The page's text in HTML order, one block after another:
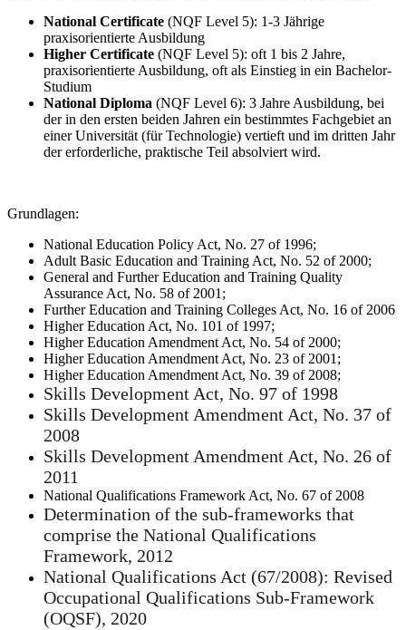
National Certificate (NQF Level 5): 1-3 Jährige
praxisorientierte Ausbildung
Higher Certificate (NQF Level 5): oft 1 bis 2 Jahre,
praxisorientierte Ausbildung, oft als Einstieg in ein Bachelor-
Studium
National Diploma (NQF Level 6): 3 Jahre Ausbildung, bei
der in den ersten beiden Jahren ein bestimmtes Fachgebiet an
einer Universität (für Technologie) vertieft und im dritten Jahr
der erforderliche, praktische Teil absolviert wird.
Grundlagen:
National Education Policy Act, No. 27 of 1996;
Adult Basic Education and Training Act, No. 52 of 2000;
General and Further Education and Training Quality
Assurance Act, No. 58 of 2001;
Further Education and Training Colleges Act, No. 16 of 2006
Higher Education Act, No. 101 of 1997;
Higher Education Amendment Act, No. 54 of 2000;
Higher Education Amendment Act, No. 23 of 2001;
Higher Education Amendment Act, No. 39 of 2008;
Skills Development Act, No. 97 of 1998
Skills Development Amendment Act, No. 37 of
2008
Skills Development Amendment Act, No. 26 of
2011
National Qualifications Framework Act, No. 67 of 2008
Determination of the sub-frameworks that
comprise the National Qualifications
Framework, 2012
National Qualifications Act (67/2008): Revised
Occupational Qualifications Sub-Framework
(OQSF), 2020